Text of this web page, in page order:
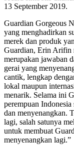
13 September 2019.
Guardian Gorgeous
yang menghadirkan
merek dan produk
Guardian, Erin Arifin
merupakan jawaban
gerai yang
cantik, lengkap
lokal maupun
menarik. Selama ini
perempuan Indonesia
dan menyenangkan.
lagi, salah satunya
untuk membuat
menyenangkan lagi.”